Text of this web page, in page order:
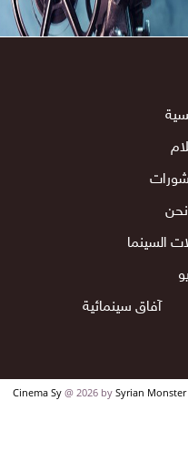
آفاق سينمائية
Cinema Sy@ 2026 bySyrian